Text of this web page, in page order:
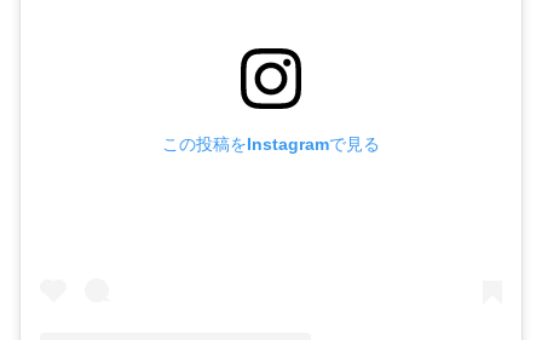
この投稿をInstagramで見る